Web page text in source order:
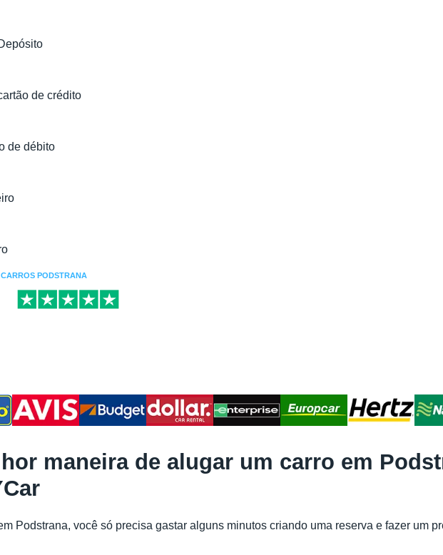
de crédito
de débito
PODSTRANA
maneira de alugar um carro em
Podstrana, você só precisa gastar alguns minutos criando uma reserva e fazer um